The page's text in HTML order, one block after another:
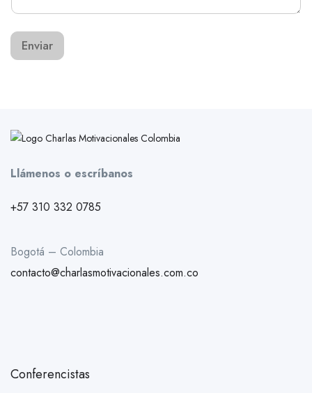
Enviar
Llámenos o escríbanos
+57 310 332 0785
Bogotá – Colombia
contacto@charlasmotivacionales.com.co
Conferencistas